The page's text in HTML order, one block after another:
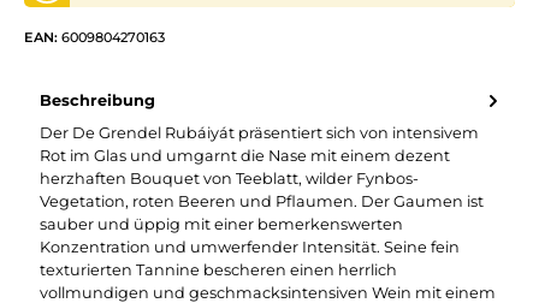
EAN: 6009804270163
Beschreibung
Der De Grendel Rubáiyát präsentiert sich von intensivem
Rot im Glas und umgarnt die Nase mit einem dezent
herzhaften Bouquet von Teeblatt, wilder Fynbos-
Vegetation, roten Beeren und Pflaumen. Der Gaumen ist
sauber und üppig mit einer bemerkenswerten
Konzentration und umwerfender Intensität. Seine fein
texturierten Tannine bescheren einen herrlich
vollmundigen und geschmacksintensiven Wein mit einem